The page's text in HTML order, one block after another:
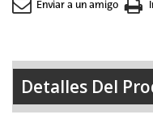
Enviar a un amigo
Detalles Del